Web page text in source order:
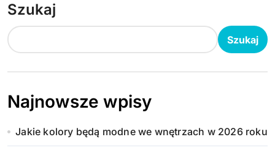
Szukaj
Szukaj
Najnowsze wpisy
Jakie kolory będą modne we wnętrzach w 2026 roku